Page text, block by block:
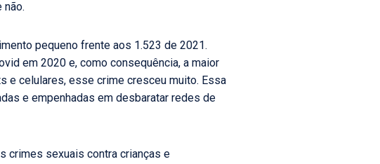
não.
pequeno frente aos 1.523 de 2021.
em 2020 e, como consequência, a maior
e celulares, esse crime cresceu muito. Essa
e empenhadas em desbaratar redes de
crimes sexuais contra crianças e